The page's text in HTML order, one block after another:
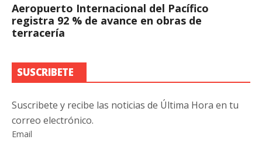
Aeropuerto Internacional del Pacífico
registra 92 % de avance en obras de
terracería
SUSCRIBETE
Suscribete y recibe las noticias de Última Hora en tu
correo electrónico.
Email